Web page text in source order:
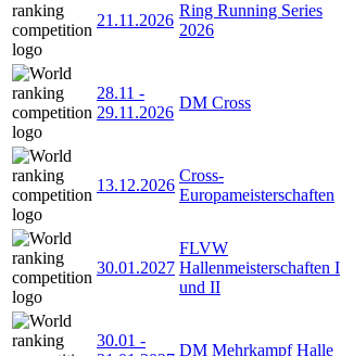
21.11.2026
Ring Running Series
2026
28.11 -
29.11.2026
DM Cross
13.12.2026
Cross-
Europameisterschaften
30.01.2027
FLVW
Hallenmeisterschaften I
und II
30.01 -
DM Mehrkampf Halle